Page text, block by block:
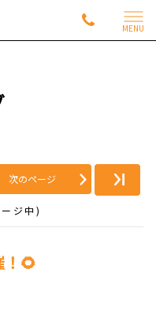
MENU
次のページ
ジ中)
🌻